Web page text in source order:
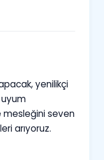
yenilikçi
mesleğini seven
arıyoruz.